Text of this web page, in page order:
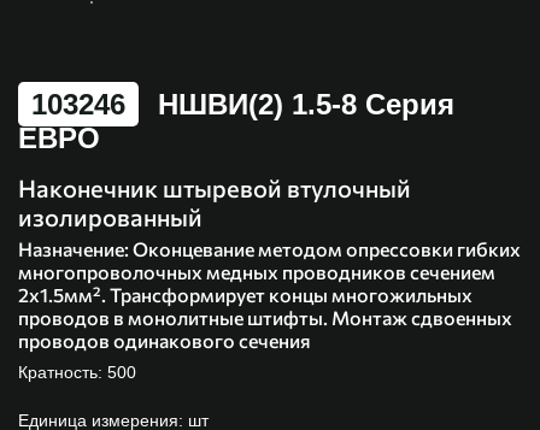
103246
НШВИ(2) 1.5-8 Серия
ЕВРО
Наконечник штыревой втулочный
изолированный
Назначение: Оконцевание методом опрессовки гибких
многопроволочных медных проводников сечением
2x1.5мм². Трансформирует концы многожильных
проводов в монолитные штифты. Монтаж сдвоенных
проводов одинакового сечения
Кратность: 500
Единица измерения: шт